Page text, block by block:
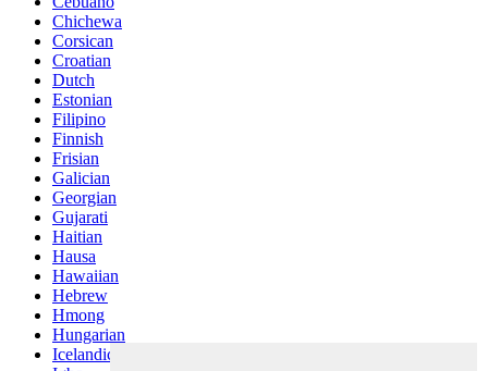
Chichewa
Corsican
Croatian
Dutch
Estonian
Filipino
Finnish
Frisian
Galician
Georgian
Gujarati
Haitian
Hausa
Hawaiian
Hebrew
Hmong
Hungarian
Icelandic